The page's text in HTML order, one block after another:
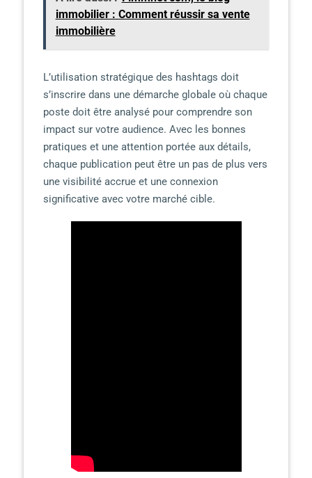
immobilier : Comment réussir sa vente
immobilière
L’utilisation stratégique des hashtags doit
s’inscrire dans une démarche globale où chaque
poste doit être analysé pour comprendre son
impact sur votre audience. Avec les bonnes
pratiques et une attention portée aux détails,
chaque publication peut être un pas de plus vers
une visibilité accrue et une connexion
significative avec votre marché cible.